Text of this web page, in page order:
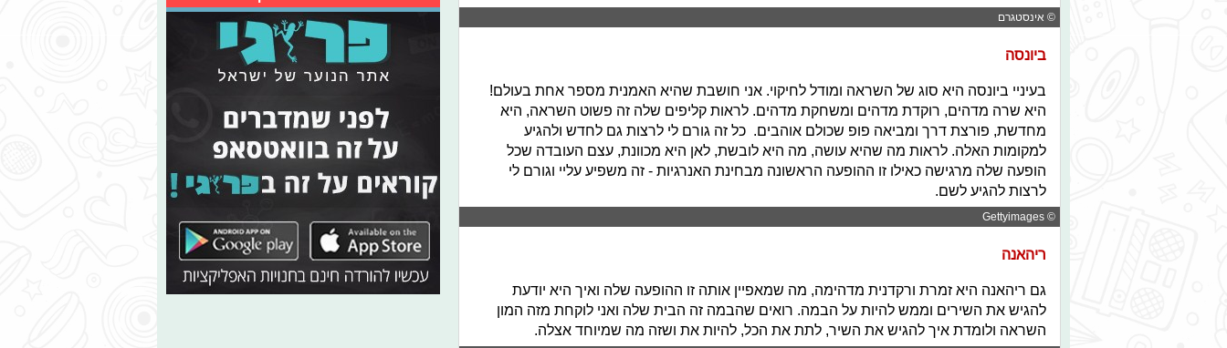
© אינסטגרם
ביונסה
בעיניי ביונסה היא סוג של השראה ומודל לחיקוי. אני חושבת שהיא האמנית מספר אחת בעולם!
היא שרה מדהים, רוקדת מדהים ומשחקת מדהים. לראות קליפים שלה זה פשוט השראה, היא
מחדשת, פורצת דרך ומביאה פופ שכולם אוהבים. כל זה גורם לי לרצות גם לחדש ולהגיע
למקומות האלה. לראות מה שהיא עושה, מה היא לובשת, לאן היא מכוונת, עצם העובדה שכל
הופעה שלה מרגישה כאילו זו ההופעה הראשונה מבחינת האנרגיות - זה משפיע עליי וגורם לי
לרצות להגיע לשם.
© Gettyimages
ריהאנה
גם ריהאנה היא זמרת ורקדנית מדהימה, מה שמאפיין אותה זו ההופעה שלה ואיך היא יודעת
להגיש את השירים וממש להיות על הבמה. רואים שהבמה זה הבית שלה ואני לוקחת מזה המון
השראה ולומדת איך להגיש את השיר, לתת את הכל, להיות את ושזה מה שמיוחד אצלה.